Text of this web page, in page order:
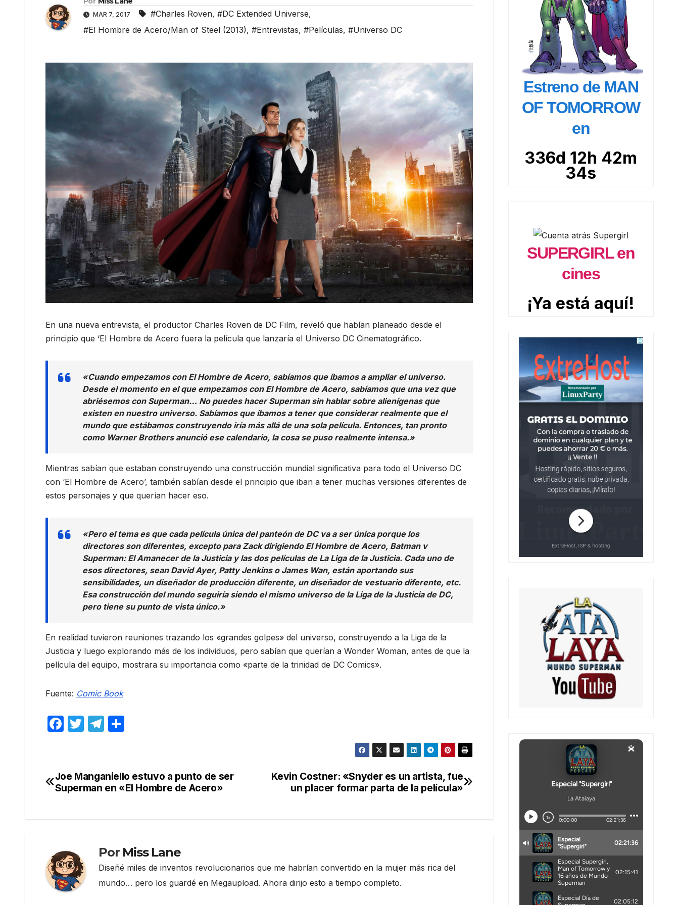
MAR 7, 2017 #Charles Roven, #DC Extended Universe,
#El Hombre de Acero/Man of Steel (2013), #Entrevistas, #Películas, #Universo DC
En una nueva entrevista, el productor Charles Roven de DC Film, reveló que habían planeado desde el
principio que ‘El Hombre de Acero fuera la película que lanzaría el Universo DC Cinematográfico.
«Cuando empezamos con El Hombre de Acero, sabíamos que íbamos a ampliar el universo.
Desde el momento en el que empezamos con El Hombre de Acero, sabíamos que una vez que
abriésemos con Superman… No puedes hacer Superman sin hablar sobre alienígenas que
existen en nuestro universo. Sabíamos que íbamos a tener que considerar realmente que el
mundo que estábamos construyendo iría más allá de una sola película. Entonces, tan pronto
como Warner Brothers anunció ese calendario, la cosa se puso realmente intensa.»
Mientras sabían que estaban construyendo una construcción mundial significativa para todo el Universo DC
con ‘El Hombre de Acero’, también sabían desde el principio que iban a tener muchas versiones diferentes de
estos personajes y que querían hacer eso.
«Pero el tema es que cada película única del panteón de DC va a ser única porque los
directores son diferentes, excepto para Zack dirigiendo El Hombre de Acero, Batman v
Superman: El Amanecer de la Justicia y las dos películas de La Liga de la Justicia. Cada uno de
esos directores, sean David Ayer, Patty Jenkins o James Wan, están aportando sus
sensibilidades, un diseñador de producción diferente, un diseñador de vestuario diferente, etc.
Esa construcción del mundo seguiría siendo el mismo universo de la Liga de la Justicia de DC,
pero tiene su punto de vista único.»
En realidad tuvieron reuniones trazando los «grandes golpes» del universo, construyendo a la Liga de la
Justicia y luego explorando más de los individuos, pero sabían que querían a Wonder Woman, antes de que la
película del equipo, mostrara su importancia como «parte de la trinidad de DC Comics».
Fuente: Comic Book
F
e
b
T
er
T
gr
a
p
ar
Navegación
Kevin Costner: «Snyder es un artista, fue
un placer formar parta de la película»
Joe Manganiello estuvo a punto de ser
Superman en «El Hombre de Acero»
Por Miss Lane
Diseñé miles de inventos revolucionarios que me habrían convertido en la mujer más rica del
mundo… pero los guardé en Megaupload. Ahora dirijo esto a tiempo completo.
Estreno de MAN
OF TOMORROW
en
336d 12h 42m
32s
SUPERGIRL en
cines
¡Ya está aquí!